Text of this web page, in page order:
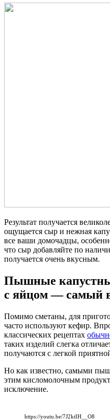
Результат получается
ощущается сыр и нежная
все ваши домочадцы,
что сыр добавляйте по
получается очень вкусным.
Пышные
с яйцом — самый
Помимо сметаны, для
часто используют кефир.
классических рецептах
таких изделий слегка
получаются с легкой
Но как известно, самыми
этим кисломолочным
исключение.
https://youtu.be/7J2ktIH__O8